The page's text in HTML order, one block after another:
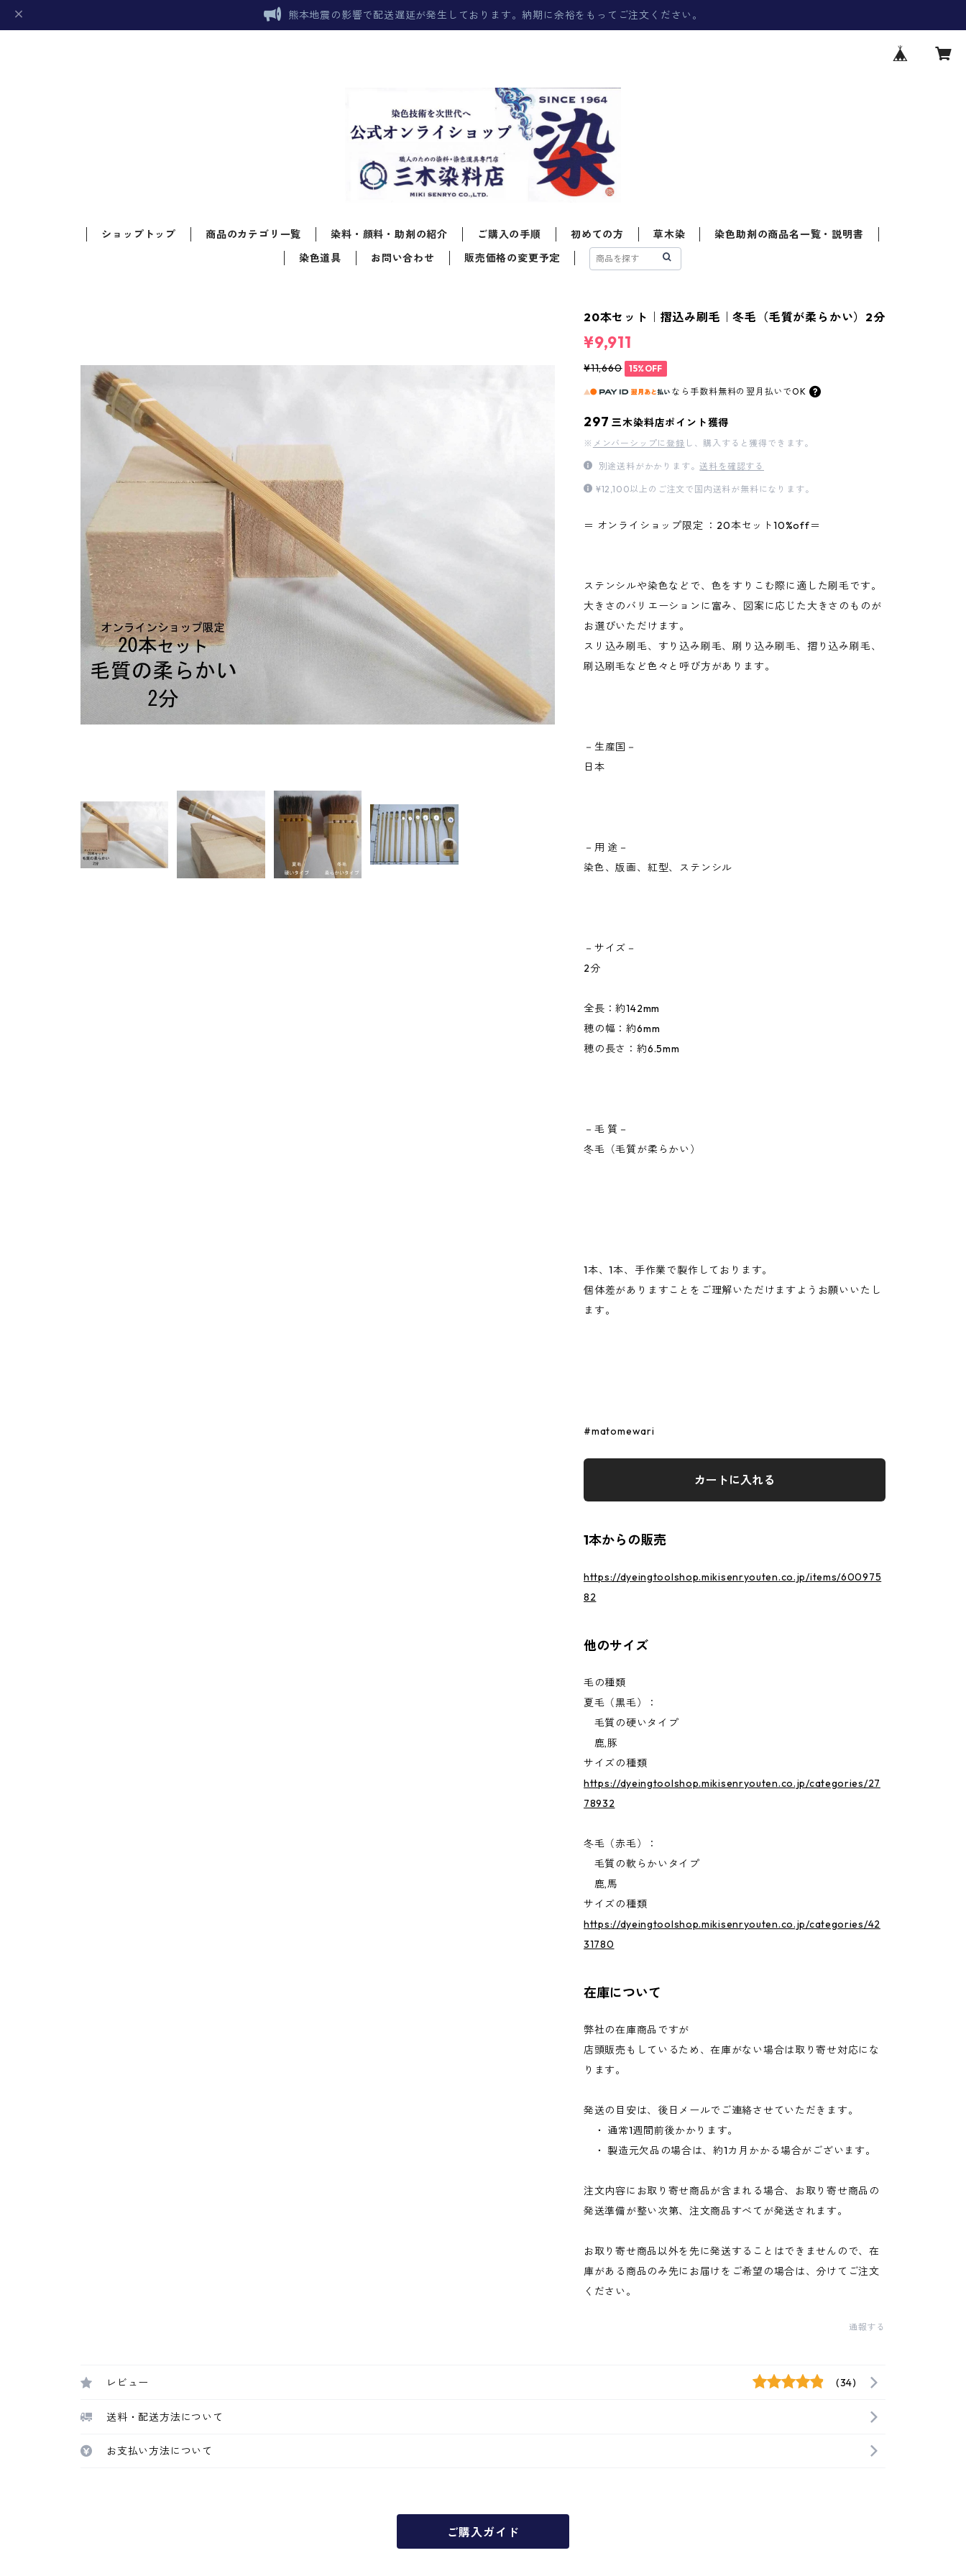
熊本地震の影響で配送遅延が発生しております。納期に余裕をもってご注文ください。
ショップトップ 商品のカテゴリ一覧 染料・顔料・助剤の紹介 ご購入の手順 初めての方 草木染
染色助剤の商品名一覧・説明書
染色道具
お問い合わせ 販売価格の変更予定
20本セット｜摺込み刷毛｜冬毛（毛質が柔らかい）2分
¥9,911
¥11,660 15%OFF
なら 手数料無料の 翌月払いでOK
297 三木染料店ポイント獲得
※ メンバーシップに登録 し、購入すると獲得できます。
別途送料がかかります。送料を確認する
¥12,100以上のご注文で国内送料が無料になります。
＝ オンライショップ限定 ：20本セット10%off＝
ステンシルや染色などで、色をすりこむ際に適した刷毛です。
大きさのバリエーションに富み、図案に応じた大きさのものが
お選びいただけます。
スリ込み刷毛、すり込み刷毛、刷り込み刷毛、摺り込み刷毛、
刷込刷毛など色々と呼び方があります。
－生産国－
日本
－用 途－
染色、版画、紅型、ステンシル
－サイズ－
2分
全長：約142mm
穂の幅：約6mm
穂の長さ：約6.5mm
－毛 質－
冬毛（毛質が柔らかい）
1本、1本、手作業で製作しております。
個体差がありますことをご理解いただけますようお願いいたし
ます。
#matomewari
カートに入れる
1本からの販売
https://dyeingtoolshop.mikisenryouten.co.jp/items/600975
82
他のサイズ
毛の種類
夏毛（黒毛）：
毛質の硬いタイプ
鹿,豚
サイズの種類
https://dyeingtoolshop.mikisenryouten.co.jp/categories/27
78932
冬毛（赤毛）：
毛質の軟らかいタイプ
鹿,馬
サイズの種類
https://dyeingtoolshop.mikisenryouten.co.jp/categories/42
31780
在庫について
弊社の在庫商品ですが
店頭販売もしているため、在庫がない場合は取り寄せ対応にな
ります。
発送の目安は、後日メールでご連絡させていただきます。
・ 通常1週間前後かかります。
・ 製造元欠品の場合は、約1カ月かかる場合がございます。
注文内容にお取り寄せ商品が含まれる場合、お取り寄せ商品の
発送準備が整い次第、注文商品すべてが発送されます。
お取り寄せ商品以外を先に発送することはできませんので、在
庫がある商品のみ先にお届けをご希望の場合は、分けてご注文
ください。
通報する
レビュー (34)
送料・配送方法について
お支払い方法について
ご購入ガイド